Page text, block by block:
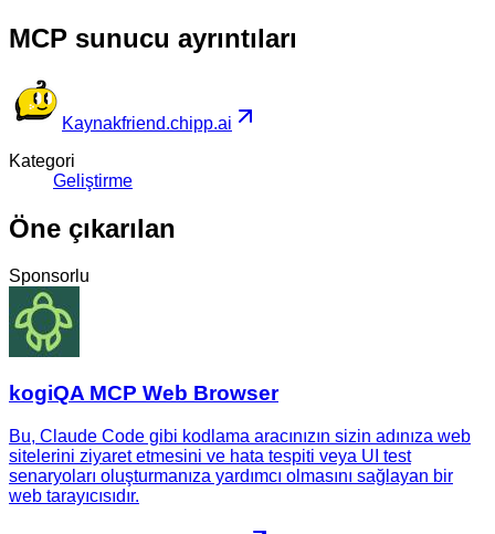
MCP sunucu ayrıntıları
Kaynakfriend.chipp.ai
Kategori
Geliştirme
Öne çıkarılan
Sponsorlu
kogiQA MCP Web Browser
Bu, Claude Code gibi kodlama aracınızın sizin adınıza web
sitelerini ziyaret etmesini ve hata tespiti veya UI test
senaryoları oluşturmanıza yardımcı olmasını sağlayan bir
web tarayıcısıdır.